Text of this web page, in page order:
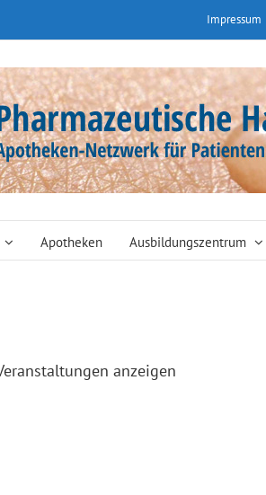
Impressum
Apotheken Ausbildungszentrum
anzeigen